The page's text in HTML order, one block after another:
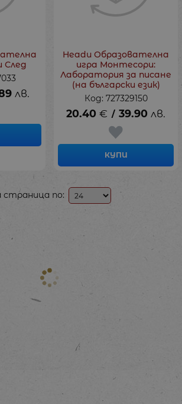
След
лв.
Headu Образователна
игра Монтесори:
Лаборатория за писане
(на български език)
Код: 727329150
20.40 € / 39.90 лв.
КУПИ
страница по: